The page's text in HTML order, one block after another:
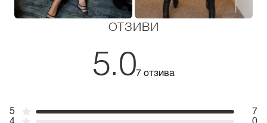
ОТЗИВИ
5.07 отзива
5
7